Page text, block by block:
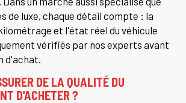
de luxe, chaque détail compte : la
et l'état réel du véhicule
vérifiés par nos experts avant
d'achat.
DE LA QUALITÉ DU
D'ACHETER ?